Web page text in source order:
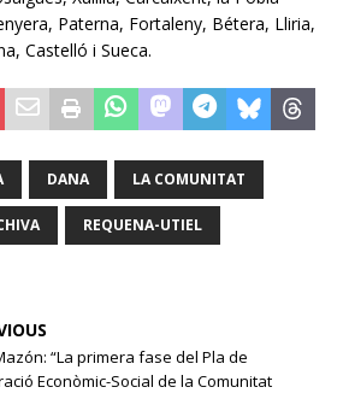
Paterna, Fortaleny, Bétera, Lliria,
Castelló i Sueca.
DANA LA COMUNITAT
REQUENA-UTIEL
“La primera fase del Pla de
Econòmic-Social de la Comunitat